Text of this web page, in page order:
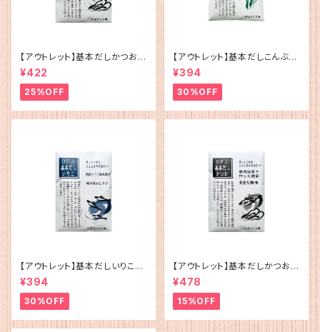
【アウトレット】基本だしかつお
（5g×12）
¥422
25%OFF
【アウトレット】基本だしこんぶ（5
g×12）
¥394
30%OFF
【アウトレット】基本だしいりこ（5
g×12）
¥394
30%OFF
【アウトレット】基本だしかつお
（5g×12）
¥478
15%OFF